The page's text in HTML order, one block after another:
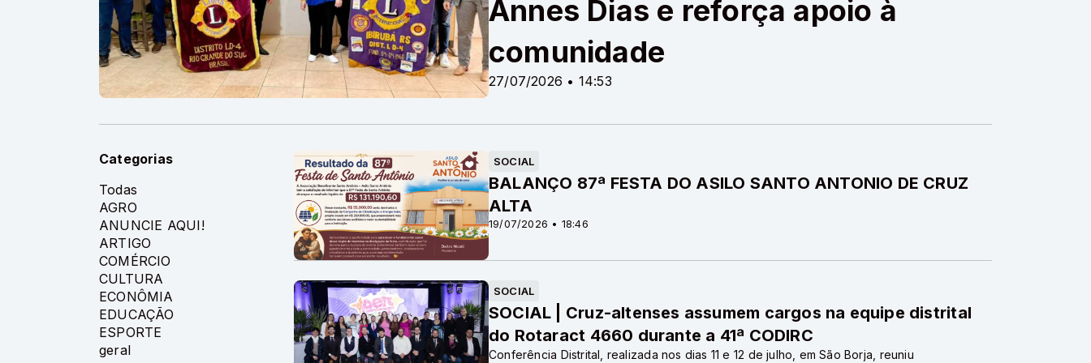
27/07/2026 • 14:53
Annes Dias e reforça apoio à
comunidade
Categorias
Todas
AGRO
ANUNCIE AQUI!
ARTIGO
COMÉRCIO
CULTURA
ECONÔMIA
EDUCAÇÃO
ESPORTE
geral
SOCIAL
19/07/2026 • 18:46
BALANÇO 87ª FESTA DO ASILO SANTO ANTONIO DE CRUZ
ALTA
SOCIAL
SOCIAL | Cruz-altenses assumem cargos na equipe distrital
do Rotaract 4660 durante a 41ª CODIRC
Conferência Distrital, realizada nos dias 11 e 12 de julho, em São Borja, reuniu